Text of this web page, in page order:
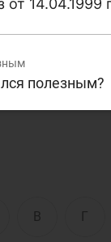
В Г
14.04.1999
полезным?